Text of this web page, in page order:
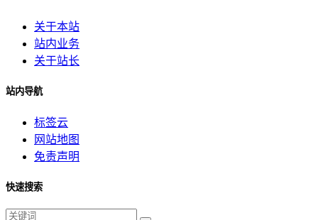
关于本站
站内业务
关于站长
站内导航
标签云
网站地图
免责声明
快速搜索